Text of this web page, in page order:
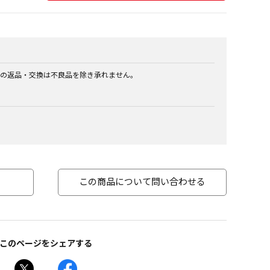
返品・交換は不良品を除き承れません。
この商品について問い合わせる
このページをシェアする